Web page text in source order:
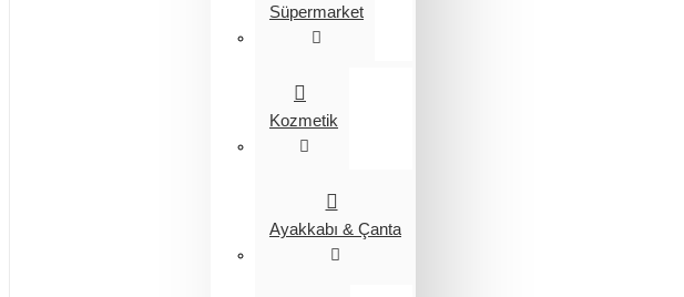
Süpermarket
Kozmetik
Ayakkabı & Çanta